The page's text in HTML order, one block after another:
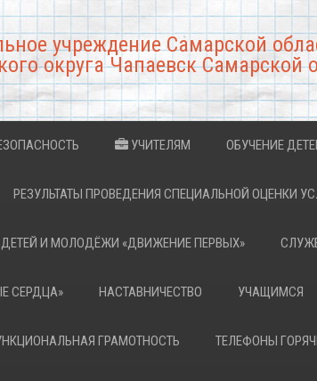
учреждение Самарской
округа Чапаевск Самарской
УЧИТЕЛЯМ ОБУЧЕНИЕ
РЕЗУЛЬТАТЫ ПРОВЕДЕНИЯ СПЕЦИАЛЬНОЙ ОЦЕНКИ
И МОЛОДЁЖИ «ДВИЖЕНИЕ ПЕРВЫХ»
СЕРДЦА» НАСТАВНИЧЕСТВО УЧАЩИМСЯ
ГРАМОТНОСТЬ ТЕЛЕФОНЫ